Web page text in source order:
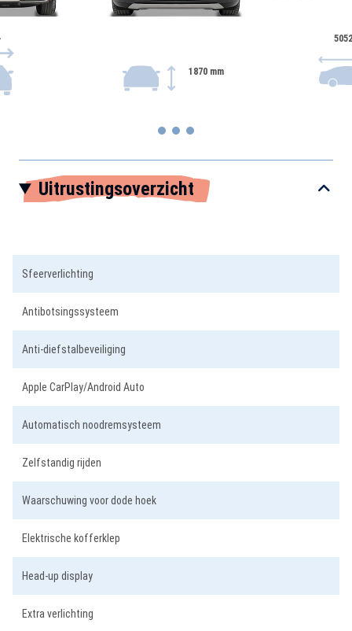
1870 mm
Uitrustingsoverzicht
Sfeerverlichting
Antibotsingssysteem
Anti-diefstalbeveiliging
Apple CarPlay/Android Auto
Automatisch noodremsysteem
Zelfstandig rijden
Waarschuwing voor dode hoek
Elektrische kofferklep
Head-up display
Extra verlichting